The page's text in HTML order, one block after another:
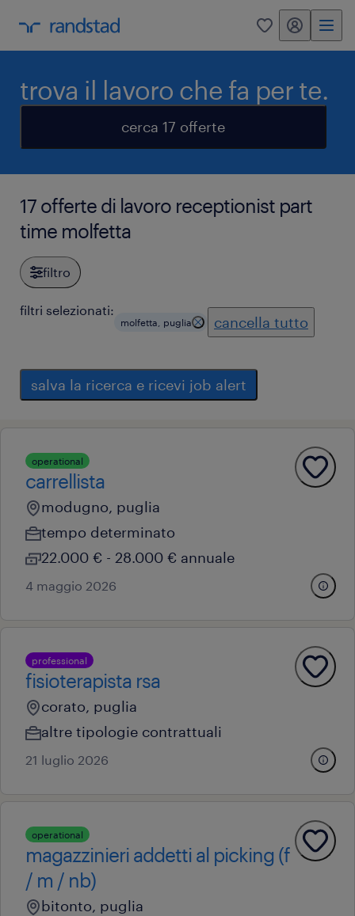
0 my randstad
trova il lavoro che fa per te.
cerca 17 offerte
17 offerte di lavoro receptionist part
time molfetta
filtro
filtri selezionati:
molfetta, puglia cancella tutto
salva la ricerca e ricevi job alert
operational
carrellista
modugno, puglia
tempo determinato
22.000 € - 28.000 € annuale
4 maggio 2026
professional
fisioterapista rsa
corato, puglia
altre tipologie contrattuali
21 luglio 2026
operational
magazzinieri addetti al picking (f
/ m / nb)
bitonto, puglia